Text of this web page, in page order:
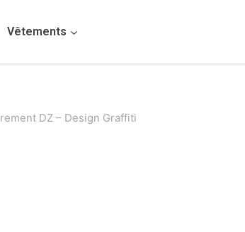
Vêtements
DZ – Design Graffiti